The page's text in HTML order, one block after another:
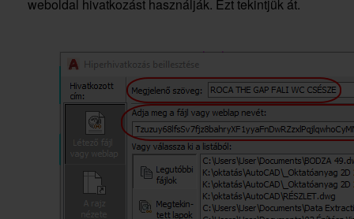
weboldal hivatkozást használják. Ezt tekintjük át.